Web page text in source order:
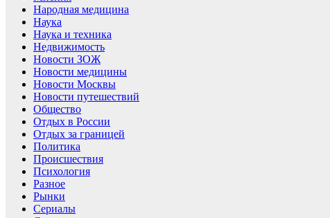
Народная медицина
Наука
Наука и техника
Недвижимость
Новости ЗОЖ
Новости медицины
Новости Москвы
Новости путешествий
Общество
Отдых в России
Отдых за границей
Политика
Происшествия
Психология
Разное
Рынки
Сериалы